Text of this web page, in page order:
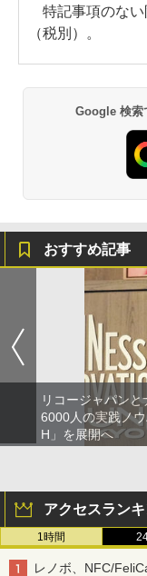
特記事項のない
（税別）。
Google 検索
おすすめ記事
リコージャパン
6000人の実践ノ
H」を展開へ
アクセスラン
1時間
レノボ、NFC/